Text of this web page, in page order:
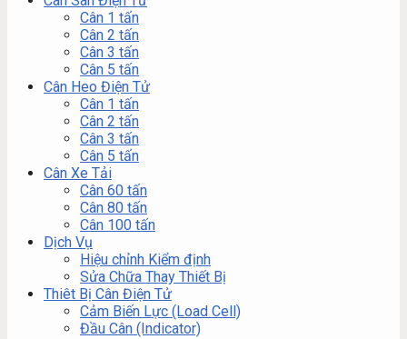
Cân 1 tấn
Cân 2 tấn
Cân 3 tấn
Cân 5 tấn
Cân Heo Điện Tử
Cân 1 tấn
Cân 2 tấn
Cân 3 tấn
Cân 5 tấn
Cân Xe Tải
Cân 60 tấn
Cân 80 tấn
Cân 100 tấn
Dịch Vụ
Hiệu chỉnh Kiểm định
Sửa Chữa Thay Thiết Bị
Thiêt Bị Cân Điện Tử
Cảm Biến Lực (Load Cell)
Đầu Cân (Indicator)